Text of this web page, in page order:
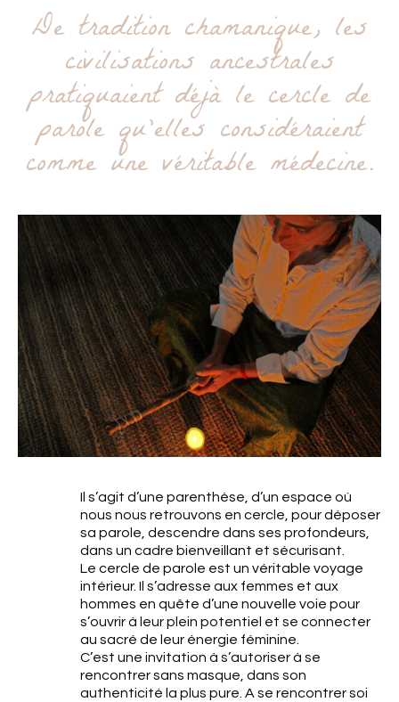
De tradition chamanique, les
civilisations ancestrales
pratiquaient déjà le cercle de
parole qu’elles considéraient
comme une véritable médecine.
Il s’agit d’une parenthèse, d’un espace où
nous nous retrouvons en cercle, pour déposer
sa parole, descendre dans ses profondeurs,
dans un cadre bienveillant et sécurisant.
Le cercle de parole est un véritable voyage
intérieur. Il s’adresse aux femmes et aux
hommes en quête d’une nouvelle voie pour
s’ouvrir à leur plein potentiel et se connecter
au sacré de leur énergie féminine.
C’est une invitation à s’autoriser à se
rencontrer sans masque, dans son
authenticité la plus pure. A se rencontrer soi